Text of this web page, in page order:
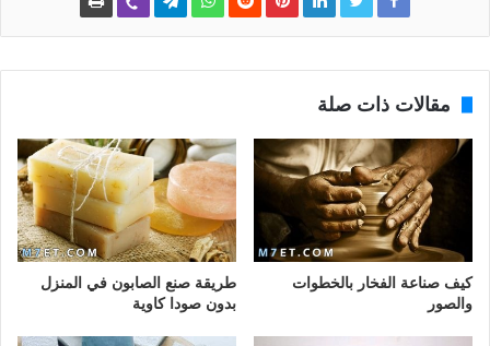
مقالات ذات صلة
كيف صناعة الفخار بالخطوات
والصور
طريقة صنع الصابون في المنزل
بدون صودا كاوية